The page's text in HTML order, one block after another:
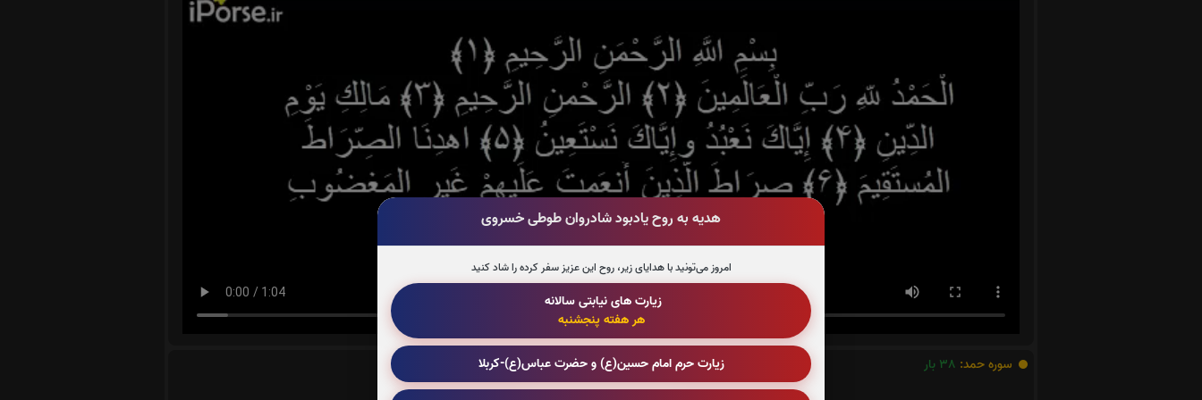
هدیه به روح یادبود شادروان طوطی خسروی
امروز می‌تونید با هدایای زیر، روح این عزیز سفر کرده را شاد کنید
زیارت های نیابتی سالانه
هر هفته پنجشنبه
زیارت حرم امام حسین(ع) و حضرت عباس(ع)-کربلا سوره حمد: 38 بار